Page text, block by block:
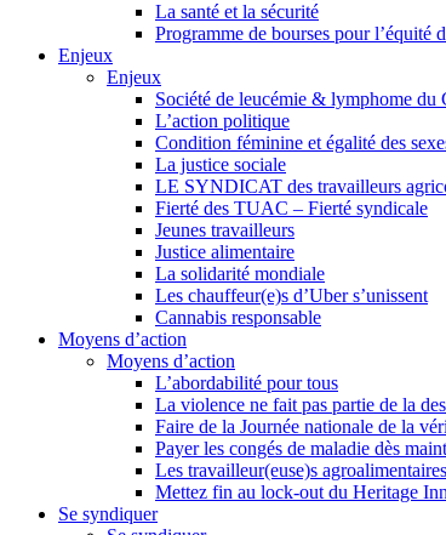
La santé et la sécurité
Programme de bourses pour l’équité
Enjeux
Enjeux
Société de leucémie & lymphome du
L’action politique
Condition féminine et égalité des
La justice sociale
LE SYNDICAT des travailleurs
Fierté des TUAC – Fierté syndicale
Jeunes travailleurs
Justice alimentaire
La solidarité mondiale
Les chauffeur(e)s d’Uber s’unissent
Cannabis responsable
Moyens d’action
Moyens d’action
L’abordabilité pour tous
La violence ne fait pas partie de la
Faire de la Journée nationale de la
Payer les congés de maladie dès
Les travailleur(euse)s
Mettez fin au lock-out du Heritage
Se syndiquer